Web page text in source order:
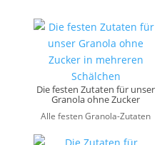
Die festen Zutaten für unser
Granola ohne Zucker
Alle festen Granola-Zutaten